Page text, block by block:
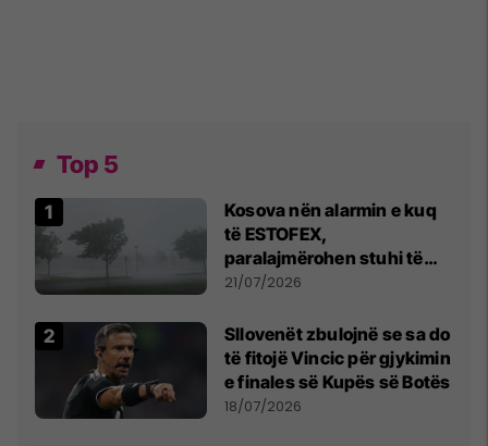
Top 5
Kosova nën alarmin e kuq
të ESTOFEX,
paralajmërohen stuhi të
fuqishme me breshër dhe
21/07/2026
Sllovenët zbulojnë se sa do
të fitojë Vincic për gjykimin
e finales së Kupës së Botës
18/07/2026